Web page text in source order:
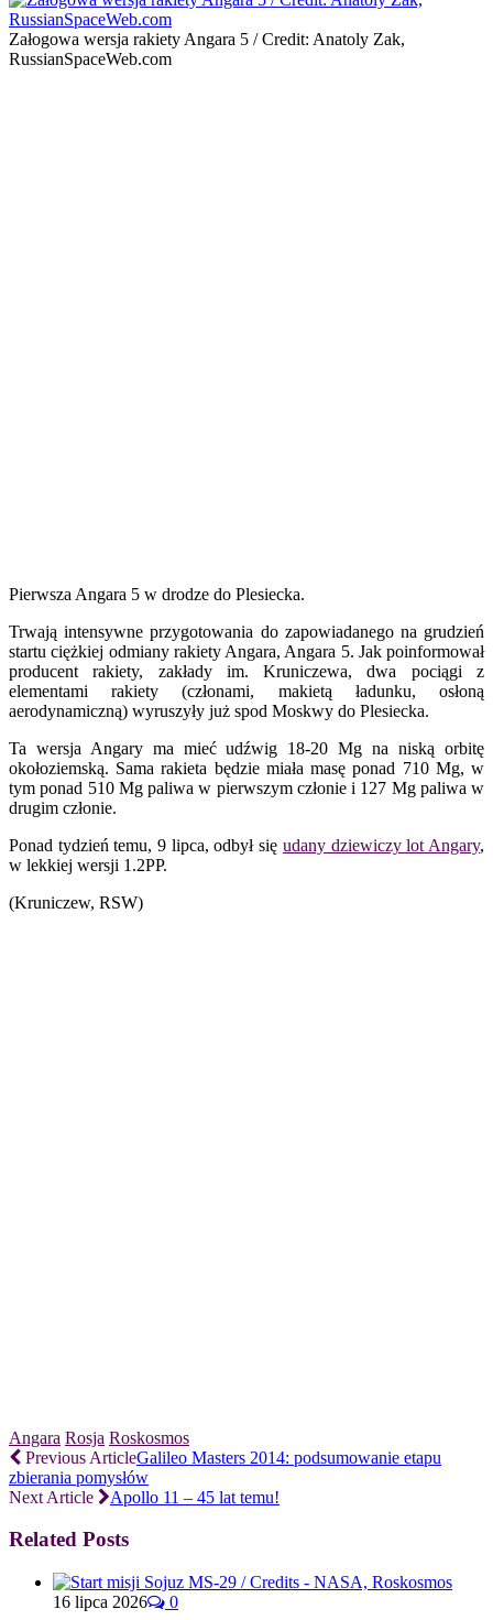
Załogowa wersja rakiety Angara 5 / Credit: Anatoly Zak,
RussianSpaceWeb.com
Pierwsza Angara 5 w drodze do Plesiecka.
Trwają intensywne przygotowania do zapowiadanego na grudzień
startu ciężkiej odmiany rakiety Angara, Angara 5. Jak poinformował
producent rakiety, zakłady im. Kruniczewa, dwa pociągi z
elementami rakiety (członami, makietą ładunku, osłoną
aerodynamiczną) wyruszyły już spod Moskwy do Plesiecka.
Ta wersja Angary ma mieć udźwig 18-20 Mg na niską orbitę
okołoziemską. Sama rakieta będzie miała masę ponad 710 Mg, w
tym ponad 510 Mg paliwa w pierwszym członie i 127 Mg paliwa w
drugim członie.
Ponad tydzień temu, 9 lipca, odbył się udany dziewiczy lot Angary,
w lekkiej wersji 1.2PP.
(Kruniczew, RSW)
Angara Rosja Roskosmos
Previous ArticleGalileo Masters 2014: podsumowanie etapu
zbierania pomysłów
Next Article
Apollo 11 – 45 lat temu!
Related Posts
16 lipca 2026 0